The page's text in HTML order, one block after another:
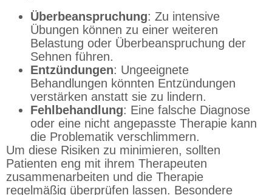
Überbeanspruchung: Zu intensive
Übungen können zu einer weiteren
Belastung oder Überbeanspruchung der
Sehnen führen.
Entzündungen: Ungeeignete
Behandlungen könnten Entzündungen
verstärken anstatt sie zu lindern.
Fehlbehandlung: Eine falsche Diagnose
oder eine nicht angepasste Therapie kann
die Problematik verschlimmern.
Um diese Risiken zu minimieren, sollten
Patienten eng mit ihrem Therapeuten
zusammenarbeiten und die Therapie
regelmäßig überprüfen lassen. Besondere